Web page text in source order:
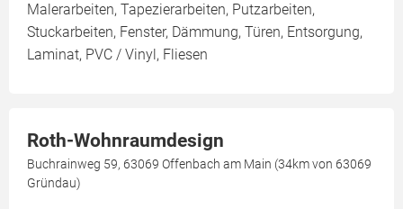
Malerarbeiten, Tapezierarbeiten, Putzarbeiten,
Stuckarbeiten, Fenster, Dämmung, Türen, Entsorgung,
Laminat, PVC / Vinyl, Fliesen
Roth-Wohnraumdesign
Buchrainweg 59, 63069 Offenbach am Main (34km von 63069
Gründau)